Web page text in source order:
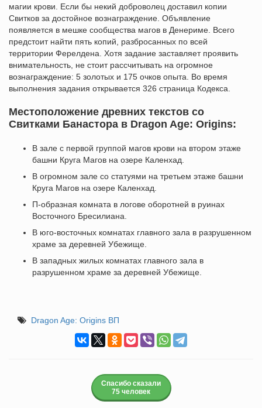
магии крови. Если бы некий доброволец доставил копии
Свитков за достойное вознаграждение. Объявление
появляется в мешке сообщества магов в Денериме. Всего
предстоит найти пять копий, разбросанных по всей
территории Ферелдена. Хотя задание заставляет проявить
внимательность, не стоит рассчитывать на огромное
вознаграждение: 5 золотых и 175 очков опыта. Во время
выполнения задания открывается 326 страница Кодекса.
Местоположение древних текстов со
Свитками Банастора в Dragon Age: Origins:
В зале с первой группой магов крови на втором этаже
башни Круга Магов на озере Каленхад.
В огромном зале со статуями на третьем этаже башни
Круга Магов на озере Каленхад.
П-образная комната в логове оборотней в руинах
Восточного Бресилиана.
В юго-восточных комнатах главного зала в разрушенном
храме за деревней Убежище.
В западных жилых комнатах главного зала в
разрушенном храме за деревней Убежище.
Dragon Age: Origins ВП
Спасибо сказали
75 человек